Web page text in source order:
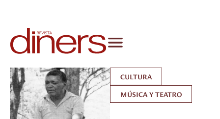
CULTURA
MÚSICA Y TEATRO